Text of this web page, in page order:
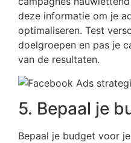
deze informatie om je
optimaliseren. Test
doelgroepen en pas je
van de resultaten.
5. Bepaal je
Bepaal je budget voor